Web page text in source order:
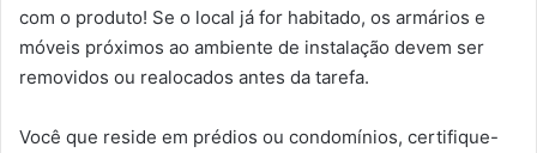
com o produto! Se o local já for habitado, os armários e
móveis próximos ao ambiente de instalação devem ser
removidos ou realocados antes da tarefa.
Você que reside em prédios ou condomínios, certifique-